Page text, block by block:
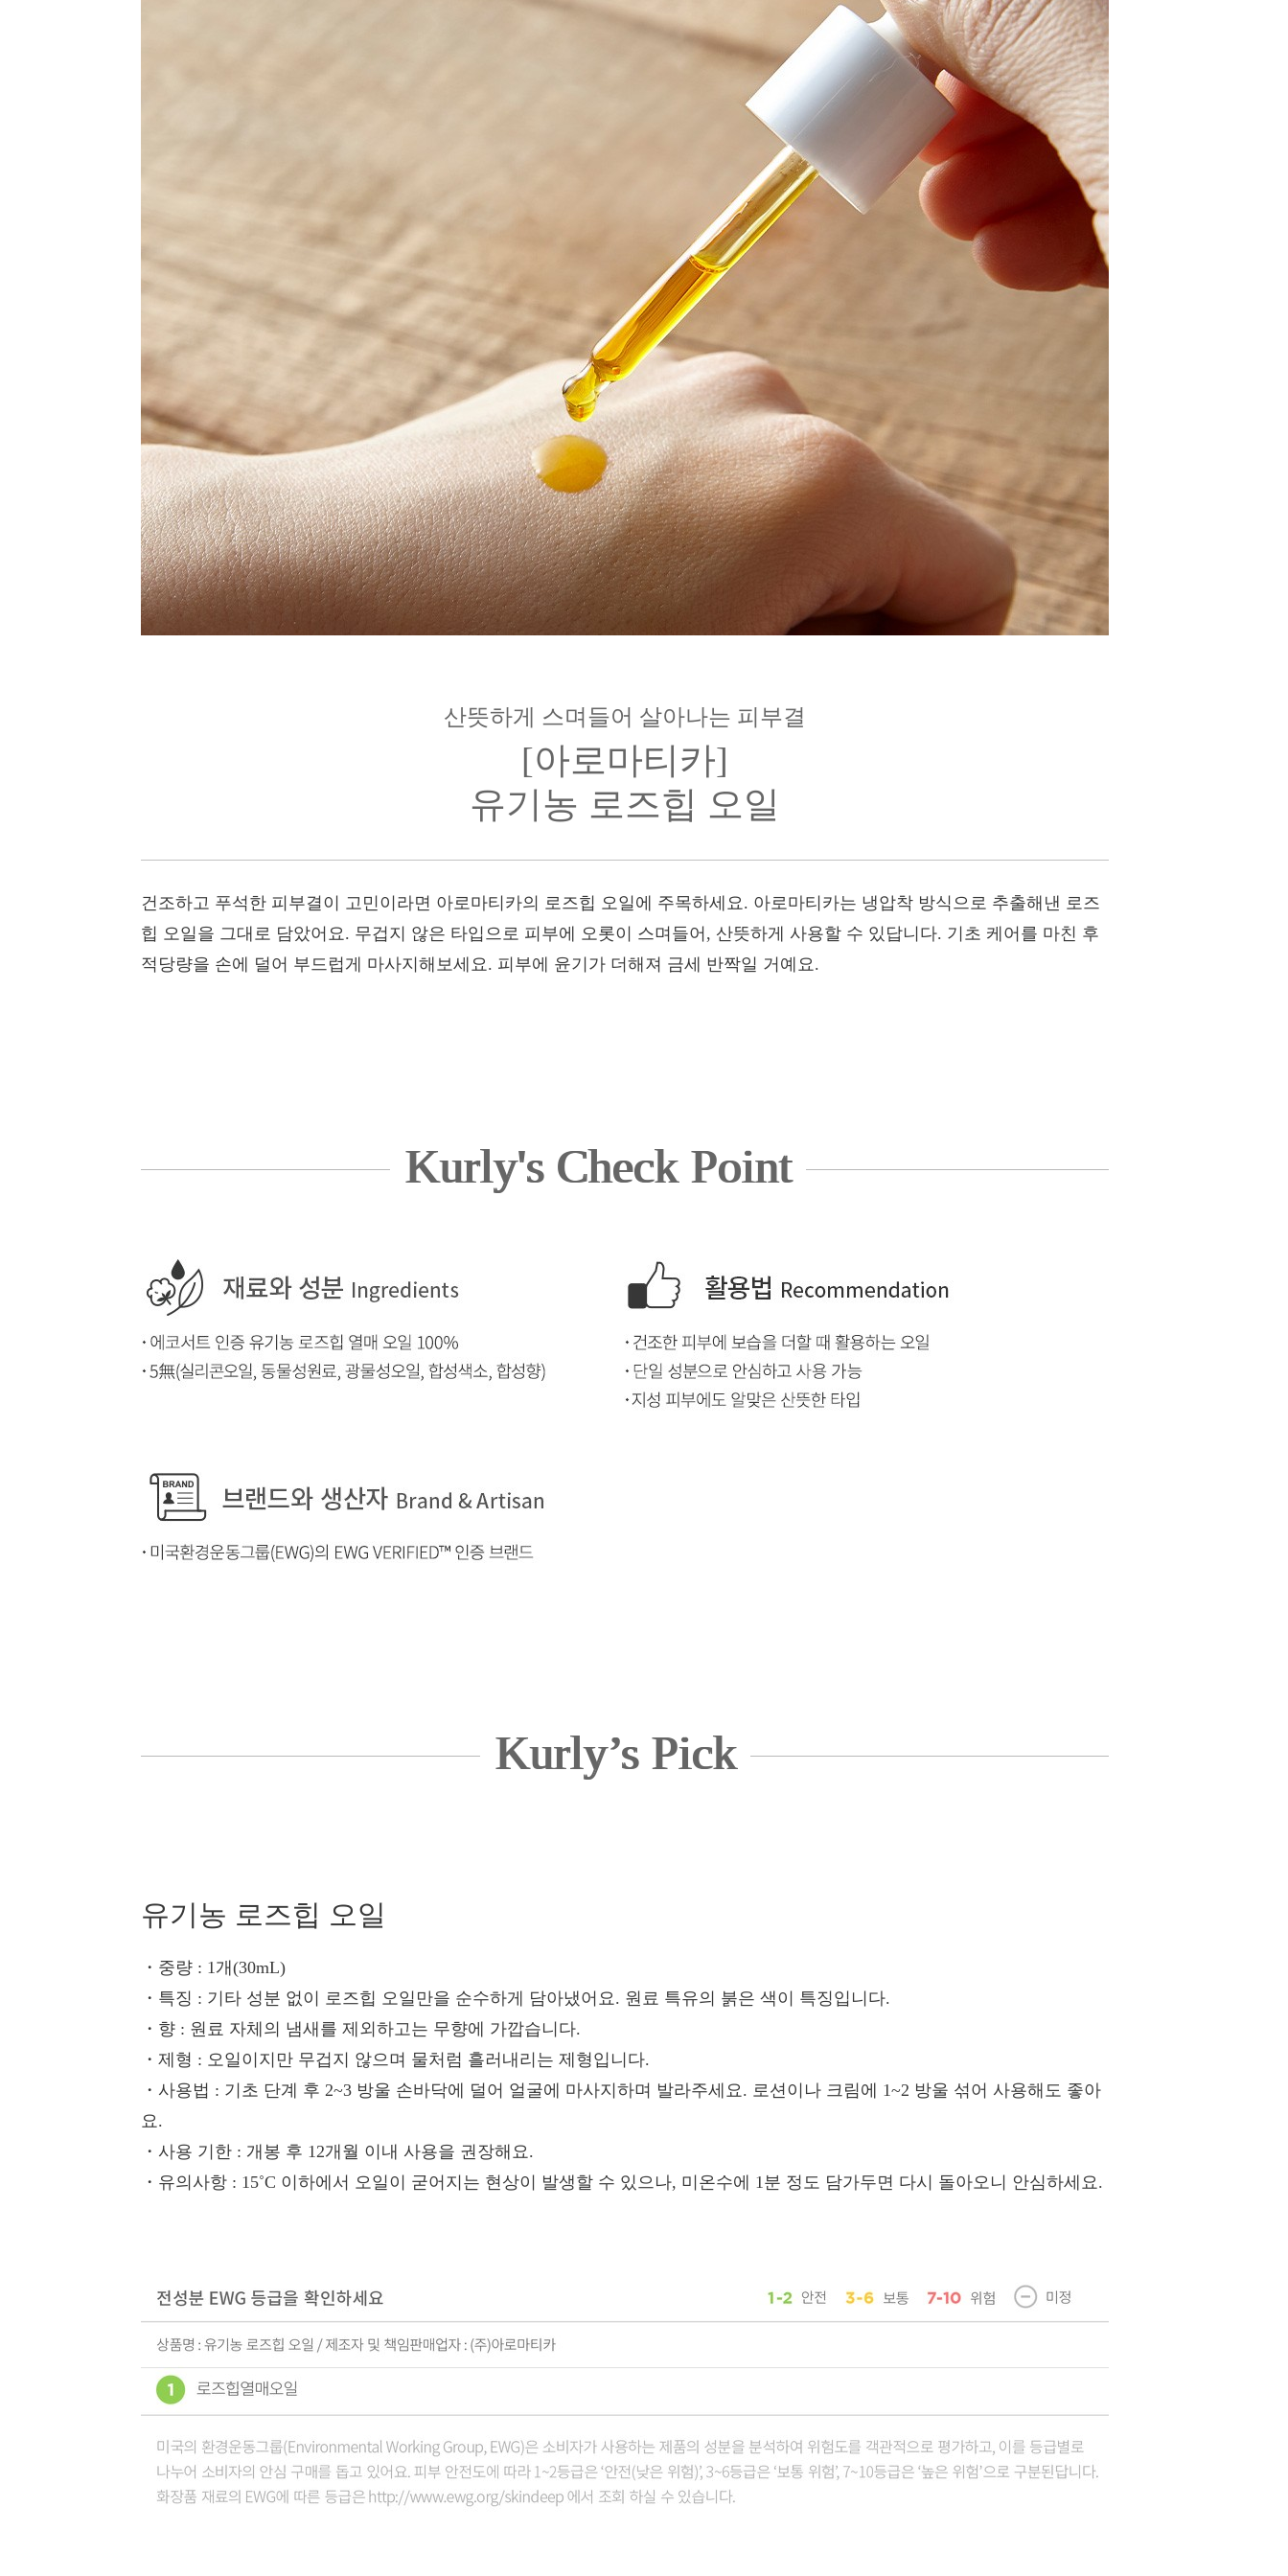
산뜻하게 스며들어 살아나는 피부결
[아로마티카]
유기농 로즈힙 오일
건조하고 푸석한 피부결이 고민이라면 아로마티카의 로즈힙 오일에 주목하세요. 아로마티카는 냉압착 방식으로 추출해낸 로즈
힙 오일을 그대로 담았어요. 무겁지 않은 타입으로 피부에 오롯이 스며들어, 산뜻하게 사용할 수 있답니다. 기초 케어를 마친 후
적당량을 손에 덜어 부드럽게 마사지해보세요. 피부에 윤기가 더해져 금세 반짝일 거예요.
Kurly's Check Point
Kurly’s Pick
유기농 로즈힙 오일
・중량 : 1개(30mL)
・특징 : 기타 성분 없이 로즈힙 오일만을 순수하게 담아냈어요. 원료 특유의 붉은 색이 특징입니다.
・향 : 원료 자체의 냄새를 제외하고는 무향에 가깝습니다.
・제형 : 오일이지만 무겁지 않으며 물처럼 흘러내리는 제형입니다.
・사용법 : 기초 단계 후 2~3 방울 손바닥에 덜어 얼굴에 마사지하며 발라주세요. 로션이나 크림에 1~2 방울 섞어 사용해도 좋아
요.
・사용 기한 : 개봉 후 12개월 이내 사용을 권장해요.
・유의사항 : 15˚C 이하에서 오일이 굳어지는 현상이 발생할 수 있으나, 미온수에 1분 정도 담가두면 다시 돌아오니 안심하세요.